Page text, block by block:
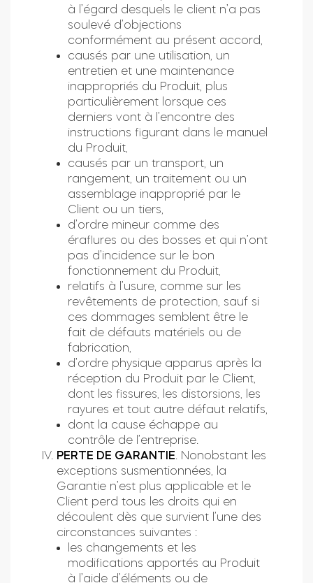
Adaptateurs
Accès à la maison
Tedee Keypad PRO
Tedee Biometric Module
Module relais connecté BleBox
Tedee Dry Contact
Tedee GO2
Acheter
à l’égard desquels le client n’a pas
soulevé d’objections
conformément au présent accord,
causés par une utilisation, un
entretien et une maintenance
inappropriés du Produit, plus
particulièrement lorsque ces
derniers vont à l’encontre des
instructions figurant dans le manuel
du Produit,
causés par un transport, un
rangement, un traitement ou un
assemblage inapproprié par le
Client ou un tiers,
d’ordre mineur comme des
éraflures ou des bosses et qui n’ont
pas d’incidence sur le bon
fonctionnement du Produit,
relatifs à l’usure, comme sur les
revêtements de protection, sauf si
ces dommages semblent être le
fait de défauts matériels ou de
fabrication,
d’ordre physique apparus après la
réception du Produit par le Client,
dont les fissures, les distorsions, les
rayures et tout autre défaut relatifs,
dont la cause échappe au
contrôle de l’entreprise.
PERTE DE GARANTIE . Nonobstant les
exceptions susmentionnées, la
Garantie n’est plus applicable et le
Client perd tous les droits qui en
découlent dès que survient l’une des
circonstances suivantes :
les changements et les
modifications apportés au Produit
à l’aide d’éléments ou de